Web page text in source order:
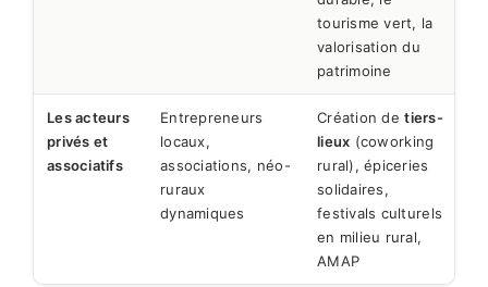
tourisme vert, la
valorisation du
patrimoine
Les acteurs
privés et
associatifs
Entrepreneurs
locaux,
associations, néo-
ruraux
dynamiques
Création detiers-
lieux (coworking
rural), épiceries
solidaires,
festivals culturels
en milieu rural,
AMAP